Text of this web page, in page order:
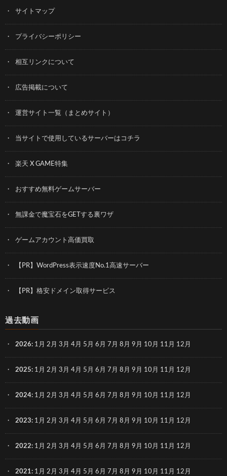
サイトマップ
プライバシーポリシー
相互リンクについて
広告掲載について
運営サイト一覧（まとめサイト）
当サイトで使用しているサーバーはコチラ
楽天 X GAME特集
おすすめ無料ゲームサーバー
無課金で魔宝石をGETする裏ワザ
ゲームアカウント高価買取
【PR】WordPress表示速度No.1高速サーバー
【PR】格安ドメイン取得サービス
過去動画
2026: 1月 2月 3月 4月 5月 6月 7月 8月 9月 10月 11月 12月
2025: 1月 2月 3月 4月 5月 6月 7月 8月 9月 10月 11月 12月
2024: 1月 2月 3月 4月 5月 6月 7月 8月 9月 10月 11月 12月
2023: 1月 2月 3月 4月 5月 6月 7月 8月 9月 10月 11月 12月
2022: 1月 2月 3月 4月 5月 6月 7月 8月 9月 10月 11月 12月
2021: 1月 2月 3月 4月 5月 6月 7月 8月 9月 10月 11月 12月